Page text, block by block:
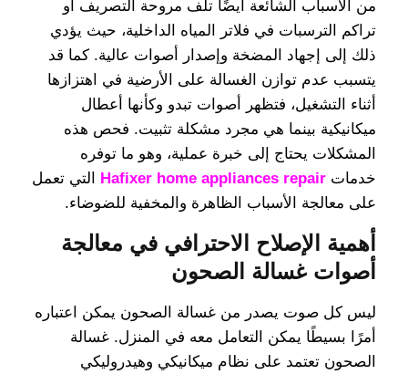
من الأسباب الشائعة أيضًا تلف مروحة التصريف أو
تراكم الترسبات في فلاتر المياه الداخلية، حيث يؤدي
ذلك إلى إجهاد المضخة وإصدار أصوات عالية. كما قد
يتسبب عدم توازن الغسالة على الأرضية في اهتزازها
أثناء التشغيل، فتظهر أصوات تبدو وكأنها أعطال
ميكانيكية بينما هي مجرد مشكلة تثبيت. فحص هذه
المشكلات يحتاج إلى خبرة عملية، وهو ما توفره
خدمات Hafixer home appliances repair
التي تعمل
على معالجة الأسباب الظاهرة والمخفية للضوضاء.
أهمية الإصلاح الاحترافي في معالجة
أصوات غسالة الصحون
ليس كل صوت يصدر من غسالة الصحون يمكن اعتباره
أمرًا بسيطًا يمكن التعامل معه في المنزل. غسالة
الصحون تعتمد على نظام ميكانيكي وهيدروليكي